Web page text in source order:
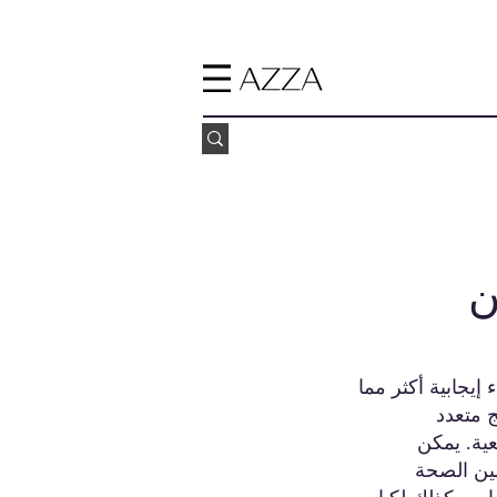
فعل إيجابية وآراء إيجابية أكثر مما
متعدد
يمكن
الصحة